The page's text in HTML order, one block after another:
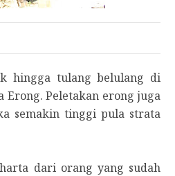
hingga tulang belulang di
Peletakan erong juga
semakin tinggi pula strata
dari orang yang sudah